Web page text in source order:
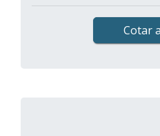
Cotar